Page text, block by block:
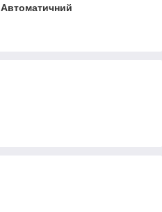
Автоматичний